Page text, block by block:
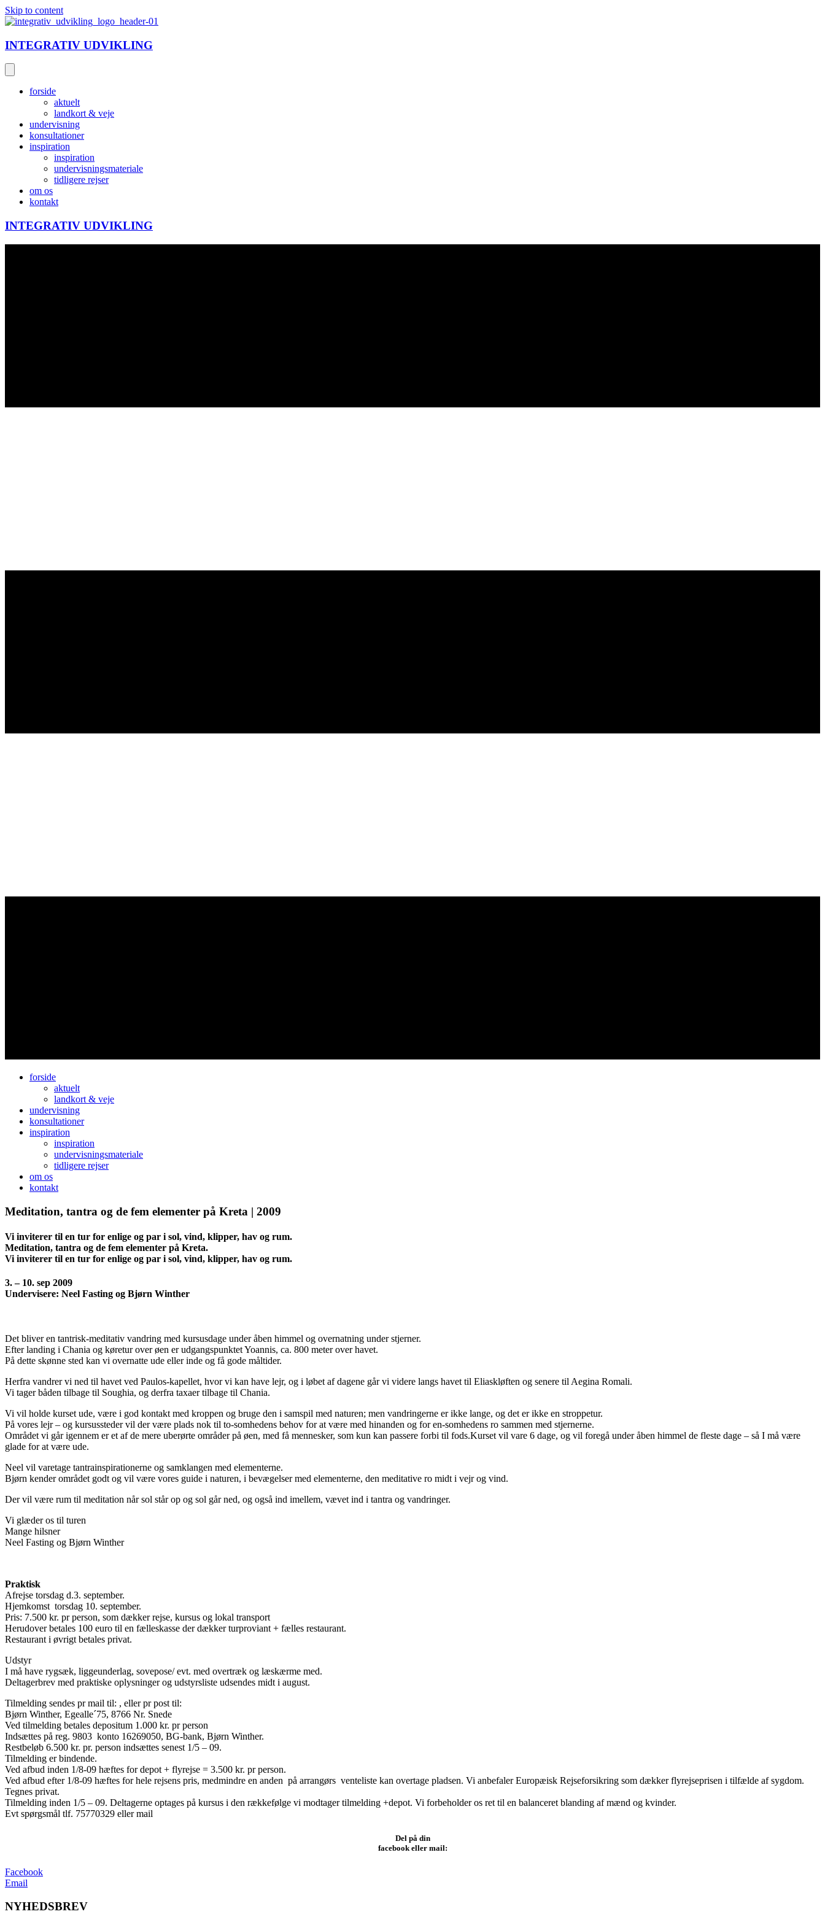
Skip to content
INTEGRATIV UDVIKLING
forside
aktuelt
landkort & veje
undervisning
konsultationer
inspiration
inspiration
undervisningsmateriale
tidligere rejser
om os
kontakt
INTEGRATIV UDVIKLING
forside
aktuelt
landkort & veje
undervisning
konsultationer
inspiration
inspiration
undervisningsmateriale
tidligere rejser
om os
kontakt
Meditation, tantra og de fem elementer på Kreta | 2009
Vi inviterer til en tur for enlige og par i sol, vind, klipper, hav og rum.
Meditation, tantra og de fem elementer på Kreta.
Vi inviterer til en tur for enlige og par i sol, vind, klipper, hav og rum.
3. – 10. sep 2009
Undervisere: Neel Fasting og Bjørn Winther
Det bliver en tantrisk-meditativ vandring med kursusdage under åben himmel og overnatning under stjerner.
Efter landing i Chania og køretur over øen er udgangspunktet Yoannis, ca. 800 meter over havet.
På dette skønne sted kan vi overnatte ude eller inde og få gode måltider.
Herfra vandrer vi ned til havet ved Paulos-kapellet, hvor vi kan have lejr, og i løbet af dagene går vi videre langs havet til Eliaskløften og senere til Aegina Romali.
Vi tager båden tilbage til Soughia, og derfra taxaer tilbage til Chania.
Vi vil holde kurset ude, være i god kontakt med kroppen og bruge den i samspil med naturen; men vandringerne er ikke lange, og det er ikke en stroppetur.
På vores lejr – og kursussteder vil der være plads nok til to-somhedens behov for at være med hinanden og for en-somhedens ro sammen med stjernerne.
Området vi går igennem er et af de mere uberørte områder på øen, med få mennesker, som kun kan passere forbi til fods.Kurset vil vare 6 dage, og vil foregå under åben himmel de fleste dage – så I må være
glade for at være ude.
Neel vil varetage tantrainspirationerne og samklangen med elementerne.
Bjørn kender området godt og vil være vores guide i naturen, i bevægelser med elementerne, den meditative ro midt i vejr og vind.
Der vil være rum til meditation når sol står op og sol går ned, og også ind imellem, vævet ind i tantra og vandringer.
Vi glæder os til turen
Mange hilsner
Neel Fasting og Bjørn Winther
Praktisk
Afrejse torsdag d.3. september.
Hjemkomst torsdag 10. september.
Pris: 7.500 kr. pr person, som dækker rejse, kursus og lokal transport
Herudover betales 100 euro til en fælleskasse der dækker turproviant + fælles restaurant.
Restaurant i øvrigt betales privat.
Udstyr
I må have rygsæk, liggeunderlag, sovepose/ evt. med overtræk og læskærme med.
Deltagerbrev med praktiske oplysninger og udstyrsliste udsendes midt i august.
Tilmelding sendes pr mail til: , eller pr post til:
Bjørn Winther, Egealle´75, 8766 Nr. Snede
Ved tilmelding betales depositum 1.000 kr. pr person
Indsættes på reg. 9803 konto 16269050, BG-bank, Bjørn Winther.
Restbeløb 6.500 kr. pr. person indsættes senest 1/5 – 09.
Tilmelding er bindende.
Ved afbud inden 1/8-09 hæftes for depot + flyrejse = 3.500 kr. pr person.
Ved afbud efter 1/8-09 hæftes for hele rejsens pris, medmindre en anden på arrangørs venteliste kan overtage pladsen. Vi anbefaler Europæisk Rejseforsikring som dækker flyrejseprisen i tilfælde af sygdom.
Tegnes privat.
Tilmelding inden 1/5 – 09. Deltagerne optages på kursus i den rækkefølge vi modtager tilmelding +depot. Vi forbeholder os ret til en balanceret blanding af mænd og kvinder.
Evt spørgsmål tlf. 75770329 eller mail
Del på din
facebook eller mail:
Facebook
Email
NYHEDSBREV